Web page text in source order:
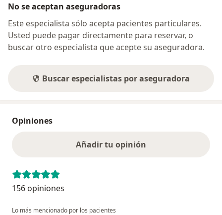
No se aceptan aseguradoras
Este especialista sólo acepta pacientes particulares.
Usted puede pagar directamente para reservar, o
buscar otro especialista que acepte su aseguradora.
Buscar especialistas por aseguradora
Opiniones
Añadir tu opinión
156 opiniones
Lo más mencionado por los pacientes